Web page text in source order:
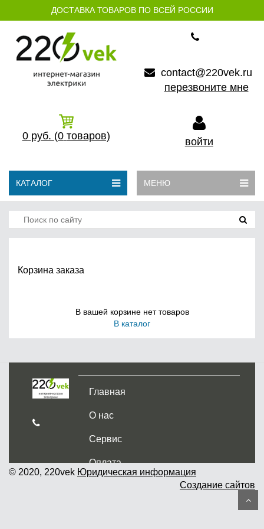
ДОСТАВКА ТОВАРОВ ПО ВСЕЙ РОССИИ
contact@220vek.ru
перезвоните мне
0 руб. (0 товаров) войти
КАТАЛОГ МЕНЮ
Корзина заказа
В вашей корзине нет товаров
В каталог
Главная
О нас
Сервис
Оплата
Доставка и самовывоз
© 2020, 220vek Юридическая информация
Создание сайтов